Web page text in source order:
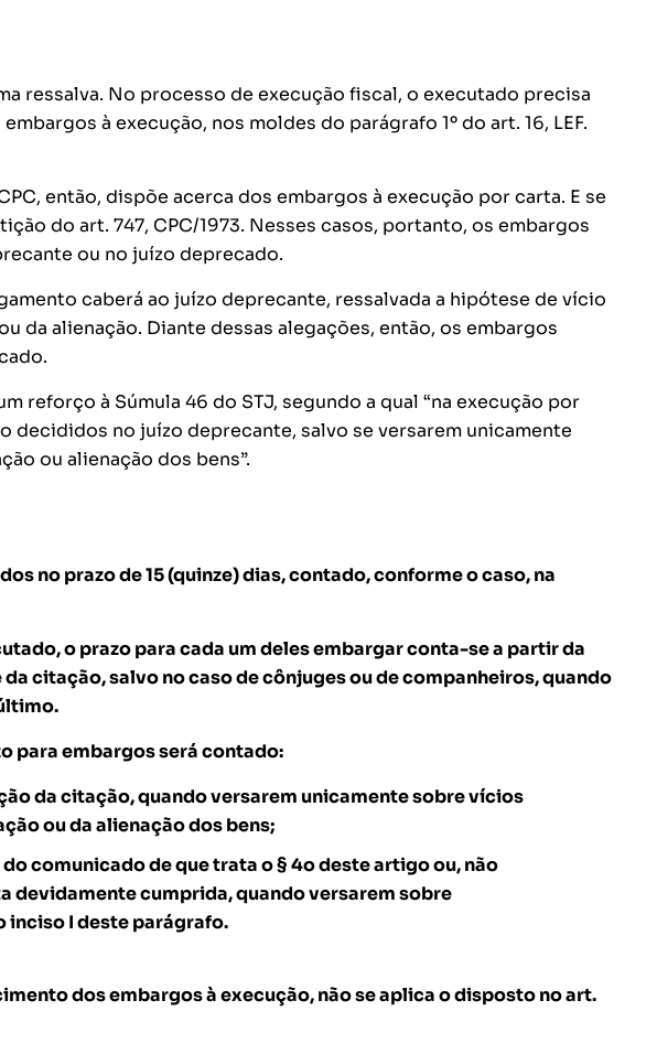
ressalva. No processo de execução fiscal, o executado precisa
à execução, nos moldes do parágrafo 1º do art. 16, LEF.
então, dispõe acerca dos embargos à execução por carta. E se
do art. 747, CPC/1973. Nesses casos, portanto, os embargos
ou no juízo deprecado.
caberá ao juízo deprecante, ressalvada a hipótese de vício
da alienação. Diante dessas alegações, então, os embargos
reforço à Súmula 46 do STJ, segundo a qual “na execução por
decididos no juízo deprecante, salvo se versarem unicamente
ou alienação dos bens”.
no prazo de 15 (quinze) dias, contado, conforme o caso, na
o prazo para cada um deles embargar conta-se a partir da
citação, salvo no caso de cônjuges ou de companheiros, quando
para embargos será contado:
da citação, quando versarem unicamente sobre vícios
ou da alienação dos bens;
comunicado de que trata o § 4o deste artigo ou, não
devidamente cumprida, quando versarem sobre
inciso I deste parágrafo.
dos embargos à execução, não se aplica o disposto no art.